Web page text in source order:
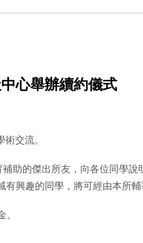
心舉辦續約儀式
交流。
助的傑出所友，向各位同學說
興趣的同學，將可經由本所
。